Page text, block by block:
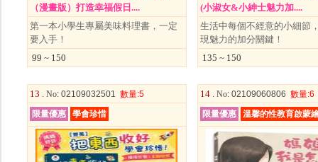
（漫畫版）打造幸福假日....
第一本小學生專屬美味料理書，一定
要入手！
99 ~ 150
(小淑女&小紳士魅力加....
生活中每個不經意的小細節
現魅力的加分關鍵！
135 ~ 150
13 . No: 02109032501 數量:5
限量優惠
學會珍惜
14 . No: 02109060806 數量:6
限量優惠
溫馨的性教育啟蒙